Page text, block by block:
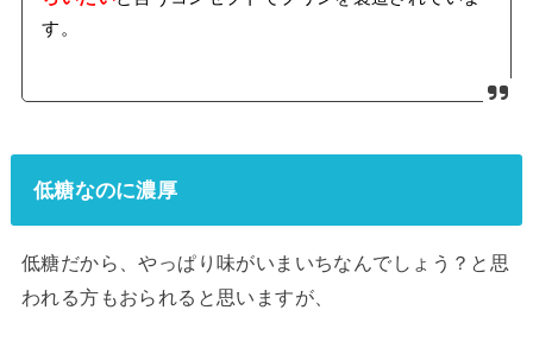
す。
低糖なのに濃厚
低糖だから、やっぱり味がいまいちなんでしょう？と思
われる方もおられると思いますが、